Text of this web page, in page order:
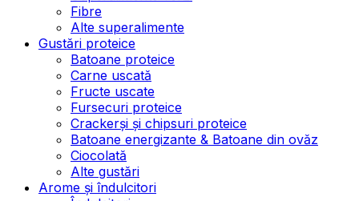
Fibre
Alte superalimente
Gustări proteice
Batoane proteice
Carne uscată
Fructe uscate
Fursecuri proteice
Crackerși și chipsuri proteice
Batoane energizante & Batoane din ovăz
Ciocolată
Alte gustări
Arome și îndulcitori